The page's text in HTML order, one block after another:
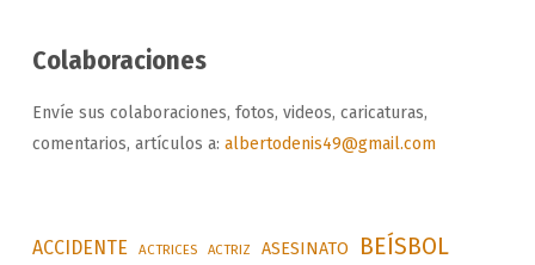
Colaboraciones
Envíe sus colaboraciones, fotos, videos, caricaturas,
comentarios, artículos a: albertodenis49@gmail.com
ACCIDENTE ACTRICES ACTRIZ ASESINATO BEÍSBOL